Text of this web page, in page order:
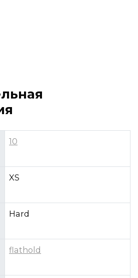
10
XS
Hard
flathold